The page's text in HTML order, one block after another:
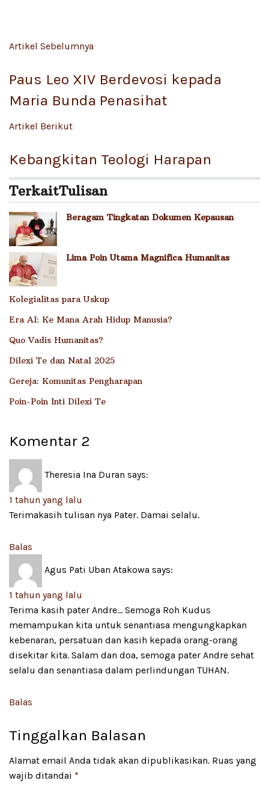
Artikel Sebelumnya
Paus Leo XIV Berdevosi kepada
Maria Bunda Penasihat
Artikel Berikut
Kebangkitan Teologi Harapan
TerkaitTulisan
Beragam Tingkatan Dokumen Kepausan
Lima Poin Utama Magnifica Humanitas
Kolegialitas para Uskup
Era AI: Ke Mana Arah Hidup Manusia?
Quo Vadis Humanitas?
Dilexi Te dan Natal 2025
Gereja: Komunitas Pengharapan
Poin-Poin Inti Dilexi Te
Komentar 2
Theresia Ina Duran says:
1 tahun yang lalu
Terimakasih tulisan nya Pater. Damai selalu.
Balas
Agus Pati Uban Atakowa says:
1 tahun yang lalu
Terima kasih pater Andre… Semoga Roh Kudus
memampukan kita untuk senantiasa mengungkapkan
kebenaran, persatuan dan kasih kepada orang-orang
disekitar kita. Salam dan doa, semoga pater Andre sehat
selalu dan senantiasa dalam perlindungan TUHAN.
Balas
Tinggalkan Balasan
Alamat email Anda tidak akan dipublikasikan. Ruas yang
wajib ditandai *